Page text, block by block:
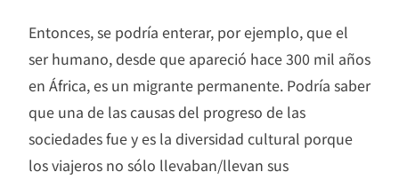
Entonces, se podría enterar, por ejemplo, que el
ser humano, desde que apareció hace 300 mil años
en África, es un migrante permanente. Podría saber
que una de las causas del progreso de las
sociedades fue y es la diversidad cultural porque
los viajeros no sólo llevaban/llevan sus